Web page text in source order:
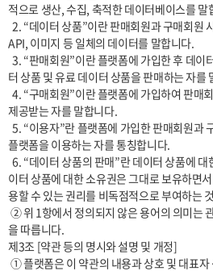
적으로 생산, 수집, 축적한 데이터베이스를 말
  2. “데이터 상품”이란 판매회원과 구매회원 사이의 거래에 제공되는 데이터,
API, 이미지 등 일체의 데이터를 말합니다.
  3. “판매회원”이란 플랫폼에 가입한 후 데이터 판매자로 등록하여 무료 데이
터 상품 및 유료 데이터 상품을 판매하는 자를
  4. “구매회원”이란 플랫폼에 가입하여 판매회원으로부터 데이터를 구매하고
제공받는 자를 말합니다.
  5. “이용자”란 플랫폼에 가입한 판매회원과 구매회원 그리고 가입하지 않고
플랫폼을 이용하는 자를 통칭합니다.
  6. “데이터 상품의 판매”란 데이터 상품에 대한 소유권을 가진 판매회원이 데
이터 상품에 대한 소유권은 그대로 보유하면
용할 수 있는 권리를 비독점적으로 부여하는
을 따릅니다.
제3조 [약관 등의 명시와 설명 및 개정]